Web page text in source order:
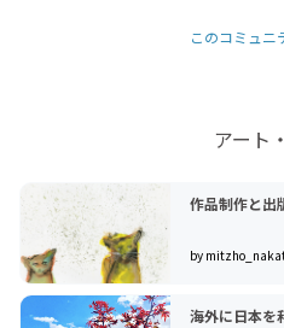
このコミュニ
アート
作品制作と出
by
海外に日本を